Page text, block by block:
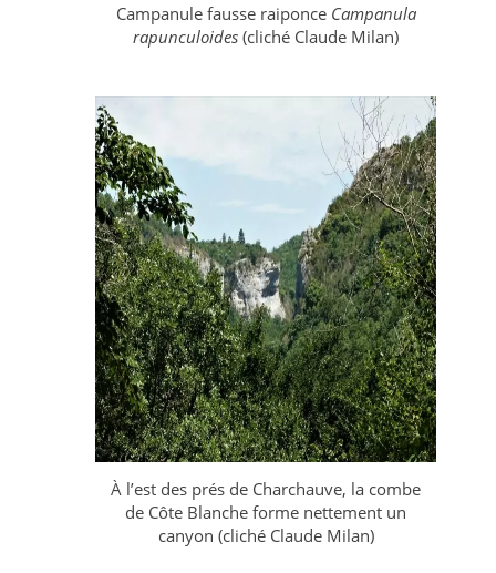
Campanule fausse raiponce Campanula
rapunculoides (cliché Claude Milan)
À l’est des prés de Charchauve, la combe
de Côte Blanche forme nettement un
canyon (cliché Claude Milan)